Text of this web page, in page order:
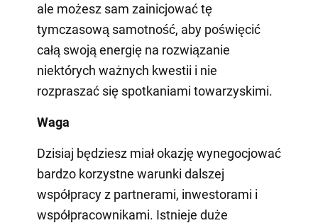
ale możesz sam zainicjować tę
tymczasową samotność, aby poświęcić
całą swoją energię na rozwiązanie
niektórych ważnych kwestii i nie
rozpraszać się spotkaniami towarzyskimi.
Waga
Dzisiaj będziesz miał okazję wynegocjować
bardzo korzystne warunki dalszej
współpracy z partnerami, inwestorami i
współpracownikami. Istnieje duże